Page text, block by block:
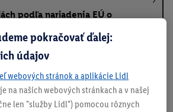
podľa nariadenia EÚ o
pokračovať ďalej:
údajov
webových stránok a aplikácie Lidl
na našich webových stránkach a v našej
len "služby Lidl") pomocou rôznych